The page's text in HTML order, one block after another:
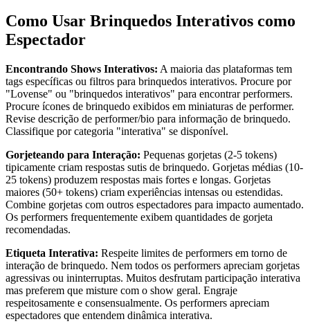
Como Usar Brinquedos Interativos como
Espectador
Encontrando Shows Interativos: A maioria das plataformas tem
tags específicas ou filtros para brinquedos interativos. Procure por
"Lovense" ou "brinquedos interativos" para encontrar performers.
Procure ícones de brinquedo exibidos em miniaturas de performer.
Revise descrição de performer/bio para informação de brinquedo.
Classifique por categoria "interativa" se disponível.
Gorjeteando para Interação: Pequenas gorjetas (2-5 tokens)
tipicamente criam respostas sutis de brinquedo. Gorjetas médias (10-
25 tokens) produzem respostas mais fortes e longas. Gorjetas
maiores (50+ tokens) criam experiências intensas ou estendidas.
Combine gorjetas com outros espectadores para impacto aumentado.
Os performers frequentemente exibem quantidades de gorjeta
recomendadas.
Etiqueta Interativa: Respeite limites de performers em torno de
interação de brinquedo. Nem todos os performers apreciam gorjetas
agressivas ou ininterruptas. Muitos desfrutam participação interativa
mas preferem que misture com o show geral. Engraje
respeitosamente e consensualmente. Os performers apreciam
espectadores que entendem dinâmica interativa.